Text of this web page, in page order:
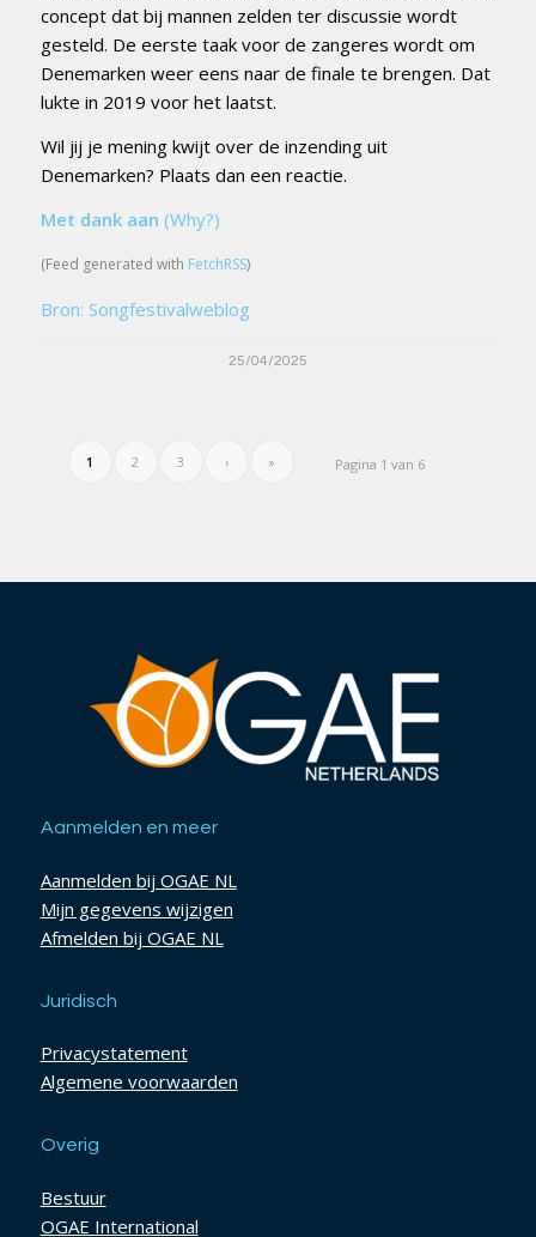
concept dat bij mannen zelden ter discussie wordt
gesteld. De eerste taak voor de zangeres wordt om
Denemarken weer eens naar de finale te brengen. Dat
lukte in 2019 voor het laatst.
Wil jij je mening kwijt over de inzending uit
Denemarken? Plaats dan een reactie.
Met dank aan (Why?)
(Feed generated with FetchRSS)
Bron: Songfestivalweblog
25/04/2025
Pagina 1 van 6
1 2 3 › »
Aanmelden en meer
Aanmelden bij OGAE NL
Mijn gegevens wijzigen
Afmelden bij OGAE NL
Juridisch
Privacystatement
Algemene voorwaarden
Overig
Bestuur
OGAE International